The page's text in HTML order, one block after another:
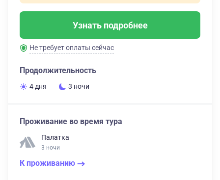
Узнать подробнее
Не требует оплаты сейчас
Продолжительность
4 дня 3 ночи
Проживание во время тура
Палатка
3 ночи
К проживанию